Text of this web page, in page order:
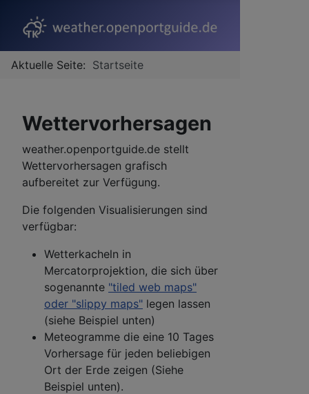
Aktuelle Seite: Startseite
Wettervorhersagen
weather.openportguide.de stellt
Wettervorhersagen grafisch
aufbereitet zur Verfügung.
Die folgenden Visualisierungen sind
verfügbar:
Wetterkacheln in
Mercatorprojektion, die sich über
sogenannte "tiled web maps"
oder "slippy maps" legen lassen
(siehe Beispiel unten)
Meteogramme die eine 10 Tages
Vorhersage für jeden beliebigen
Ort der Erde zeigen (Siehe
Beispiel unten).